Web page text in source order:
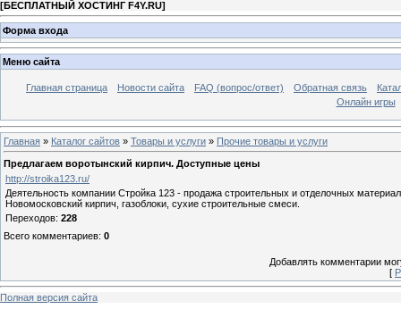
[БЕСПЛАТНЫЙ ХОСТИНГ F4Y.RU]
Форма входа
Меню сайта
Главная страница Новости сайта FAQ (вопрос/ответ) Обратная связь
Онлайн игры
Главная » Каталог сайтов » Товары и услуги » Прочие товары и услуги
Предлагаем воротынский кирпич. Доступные цены
http://stroika123.ru/
Деятельность компании Стройка 123 - продажа строительных и отделочных
Новомосковский кирпич, газоблоки, сухие строительные смеси.
Переходов: 228
Всего комментариев: 0
Добавлять комментарии
[
Полная версия сайта